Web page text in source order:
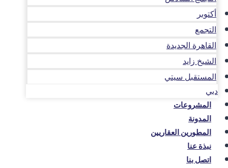
أكتوبر
التجمع
القاهرة الجديدة
الشيخ زايد
المستقبل سيتي
دبي
المشروعات
المدونة
المطورين العقاريين
نبذة عنا
اتصل بنا